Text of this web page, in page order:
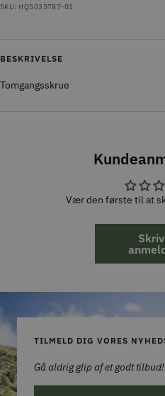
SKU: HQ5035787-01
BESKRIVELSE
Tomgangsskrue
Vær den første til at
TILMELD DIG VORES
Gå aldrig glip af et godt tilbud!